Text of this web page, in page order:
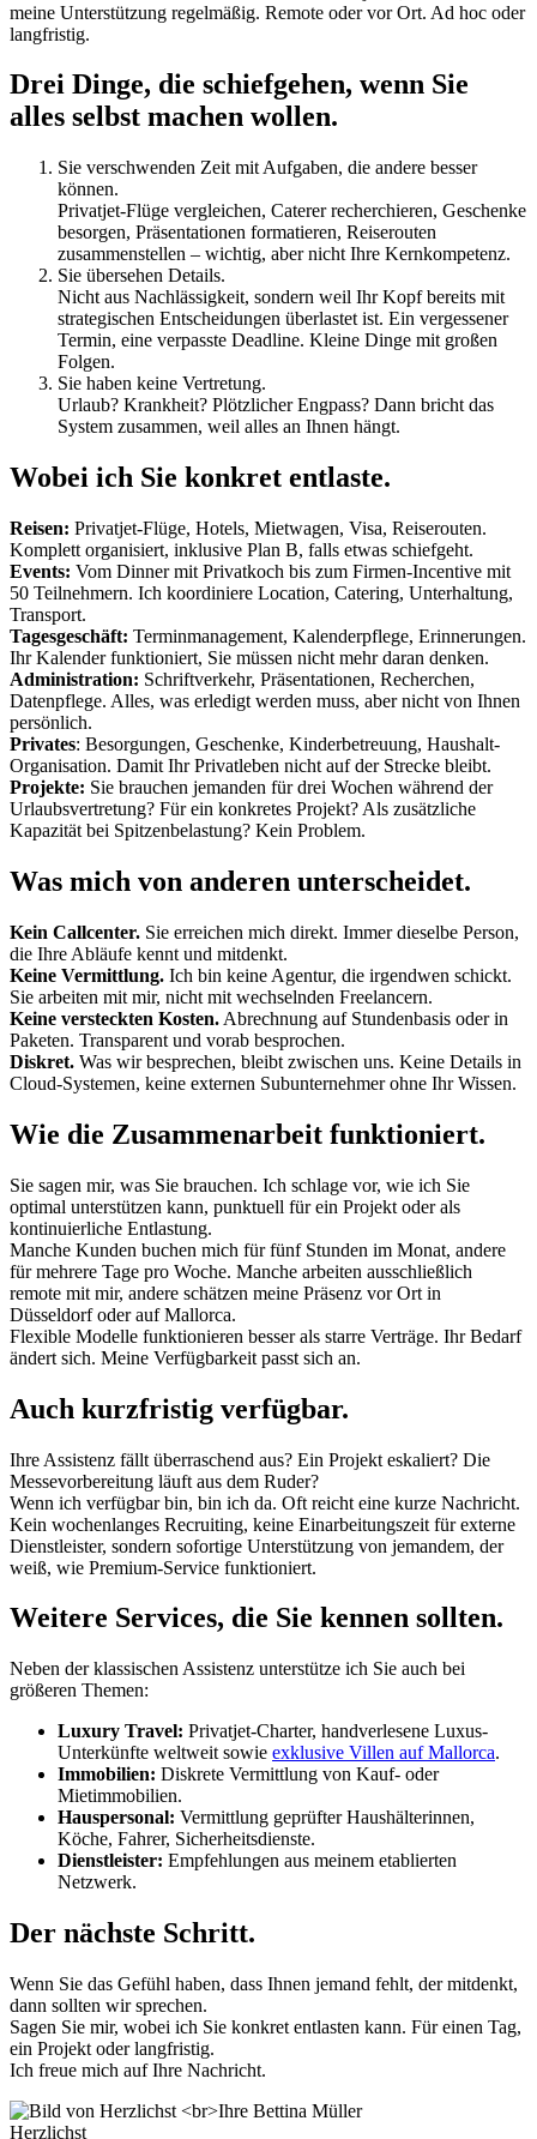
meine Unterstützung regelmäßig. Remote oder vor Ort. Ad hoc oder
langfristig.
Drei Dinge, die schiefgehen, wenn Sie
alles selbst machen wollen.
Sie verschwenden Zeit mit Aufgaben, die andere besser
können.
Privatjet-Flüge vergleichen, Caterer recherchieren, Geschenke
besorgen, Präsentationen formatieren, Reiserouten
zusammenstellen – wichtig, aber nicht Ihre Kernkompetenz.
Sie übersehen Details.
Nicht aus Nachlässigkeit, sondern weil Ihr Kopf bereits mit
strategischen Entscheidungen überlastet ist. Ein vergessener
Termin, eine verpasste Deadline. Kleine Dinge mit großen
Folgen.
Sie haben keine Vertretung.
Urlaub? Krankheit? Plötzlicher Engpass? Dann bricht das
System zusammen, weil alles an Ihnen hängt.
Wobei ich Sie konkret entlaste.
Reisen: Privatjet-Flüge, Hotels, Mietwagen, Visa, Reiserouten.
Komplett organisiert, inklusive Plan B, falls etwas schiefgeht.
Events: Vom Dinner mit Privatkoch bis zum Firmen-Incentive mit
50 Teilnehmern. Ich koordiniere Location, Catering, Unterhaltung,
Transport.
Tagesgeschäft: Terminmanagement, Kalenderpflege, Erinnerungen.
Ihr Kalender funktioniert, Sie müssen nicht mehr daran denken.
Administration: Schriftverkehr, Präsentationen, Recherchen,
Datenpflege. Alles, was erledigt werden muss, aber nicht von Ihnen
persönlich.
Privates: Besorgungen, Geschenke, Kinderbetreuung, Haushalt-
Organisation. Damit Ihr Privatleben nicht auf der Strecke bleibt.
Projekte: Sie brauchen jemanden für drei Wochen während der
Urlaubsvertretung? Für ein konkretes Projekt? Als zusätzliche
Kapazität bei Spitzenbelastung? Kein Problem.
Was mich von anderen unterscheidet.
Kein Callcenter. Sie erreichen mich direkt. Immer dieselbe Person,
die Ihre Abläufe kennt und mitdenkt.
Keine Vermittlung. Ich bin keine Agentur, die irgendwen schickt.
Sie arbeiten mit mir, nicht mit wechselnden Freelancern.
Keine versteckten Kosten. Abrechnung auf Stundenbasis oder in
Paketen. Transparent und vorab besprochen.
Diskret. Was wir besprechen, bleibt zwischen uns. Keine Details in
Cloud-Systemen, keine externen Subunternehmer ohne Ihr Wissen.
Wie die Zusammenarbeit funktioniert.
Sie sagen mir, was Sie brauchen. Ich schlage vor, wie ich Sie
optimal unterstützen kann, punktuell für ein Projekt oder als
kontinuierliche Entlastung.
Manche Kunden buchen mich für fünf Stunden im Monat, andere
für mehrere Tage pro Woche. Manche arbeiten ausschließlich
remote mit mir, andere schätzen meine Präsenz vor Ort in
Düsseldorf oder auf Mallorca.
Flexible Modelle funktionieren besser als starre Verträge. Ihr Bedarf
ändert sich. Meine Verfügbarkeit passt sich an.
Auch kurzfristig verfügbar.
Ihre Assistenz fällt überraschend aus? Ein Projekt eskaliert? Die
Messevorbereitung läuft aus dem Ruder?
Wenn ich verfügbar bin, bin ich da. Oft reicht eine kurze Nachricht.
Kein wochenlanges Recruiting, keine Einarbeitungszeit für externe
Dienstleister, sondern sofortige Unterstützung von jemandem, der
weiß, wie Premium-Service funktioniert.
Weitere Services, die Sie kennen sollten.
Neben der klassischen Assistenz unterstütze ich Sie auch bei
größeren Themen:
Luxury Travel: Privatjet-Charter, handverlesene Luxus-
Unterkünfte weltweit sowie exklusive Villen auf Mallorca.
Immobilien: Diskrete Vermittlung von Kauf- oder
Mietimmobilien.
Hauspersonal: Vermittlung geprüfter Haushälterinnen,
Köche, Fahrer, Sicherheitsdienste.
Dienstleister: Empfehlungen aus meinem etablierten
Netzwerk.
Der nächste Schritt.
Wenn Sie das Gefühl haben, dass Ihnen jemand fehlt, der mitdenkt,
dann sollten wir sprechen.
Sagen Sie mir, wobei ich Sie konkret entlasten kann. Für einen Tag,
ein Projekt oder langfristig.
Ich freue mich auf Ihre Nachricht.
Herzlichst